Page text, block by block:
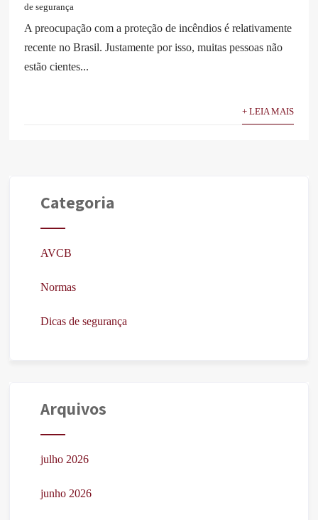
de segurança
A preocupação com a proteção de incêndios é relativamente
recente no Brasil. Justamente por isso, muitas pessoas não
estão cientes...
+ LEIA MAIS
Categoria
AVCB
Normas
Dicas de segurança
Arquivos
julho 2026
junho 2026